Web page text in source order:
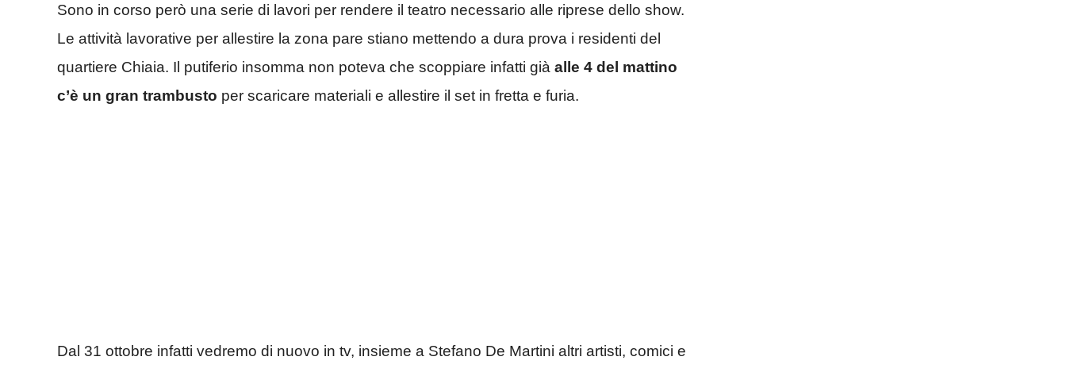
Sono in corso però una serie di lavori per rendere il teatro necessario alle riprese dello show.
Le attività lavorative per allestire la zona pare stiano mettendo a dura prova i residenti del
quartiere Chiaia. Il putiferio insomma non poteva che scoppiare infatti già alle 4 del mattino
c’è un gran trambusto per scaricare materiali e allestire il set in fretta e furia.
Dal 31 ottobre infatti vedremo di nuovo in tv, insieme a Stefano De Martini altri artisti, comici e